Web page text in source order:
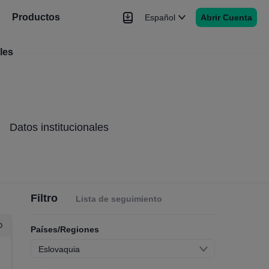
Productos
Noticias
Español Abrir Cuenta
Datos institucionales
Filtro Lista de seguimiento
Países/Regiones
Eslovaquia